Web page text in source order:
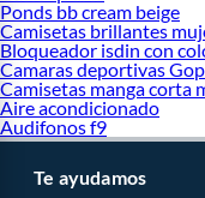
Ponds bb cream beige
Camisetas brillantes
Bloqueador isdin con
Camaras deportivas
Camisetas manga corta
Aire acondicionado
Audifonos f9
Te ayudamos